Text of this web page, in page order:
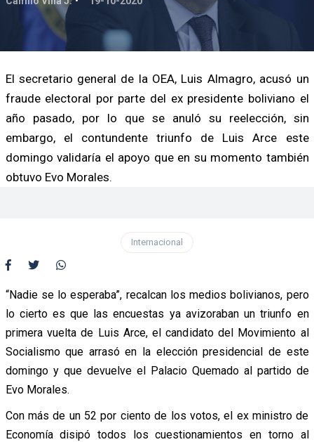
El secretario general de la OEA, Luis Almagro, acusó un
fraude electoral por parte del ex presidente boliviano el
año pasado, por lo que se anuló su reelección, sin
embargo, el contundente triunfo de Luis Arce este
domingo validaría el apoyo que en su momento también
obtuvo Evo Morales.
Internacional
“Nadie se lo esperaba”, recalcan los medios bolivianos, pero
lo cierto es que las encuestas ya avizoraban un triunfo en
primera vuelta de Luis Arce, el candidato del Movimiento al
Socialismo que arrasó en la elección presidencial de este
domingo y que devuelve el Palacio Quemado al partido de
Evo Morales.
Con más de un 52 por ciento de los votos, el ex ministro de
Economía disipó todos los cuestionamientos en torno al